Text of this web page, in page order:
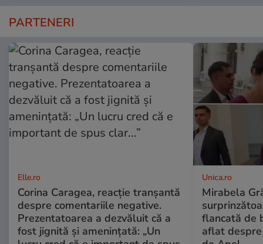
PARTENERI
Elle.ro
Corina Caragea, reacție tranșantă
despre comentariile negative.
Prezentatoarea a dezvăluit că a
fost jignită și amenințată: „Un
Unica.ro
Mirabela
flancată de
aflat